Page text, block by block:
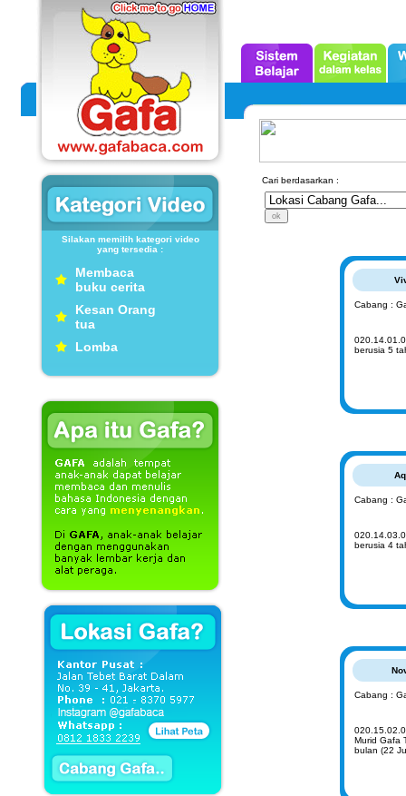
Silakan memilih kategori video
yang tersedia :
Membaca
buku cerita
Kesan Orang
tua
Lomba
Cari berdasarkan :
Cabang :
berusia 5
Cabang :
berusia 4
Cabang :
Murid Gafa
bulan (22